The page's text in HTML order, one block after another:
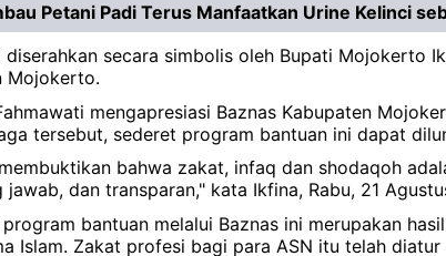
Petani Padi Terus Manfaatkan Urine Kelinci
diserahkan secara simbolis oleh Bupati Mojokerto
Mojokerto.
mengapresiasi Baznas Kabupaten
tersebut, sederet program bantuan ini dapat
bahwa zakat, infaq dan shodaqoh
dan transparan," kata Ikfina, Rabu, 21
bantuan melalui Baznas ini merupakan
Islam. Zakat profesi bagi para ASN itu telah